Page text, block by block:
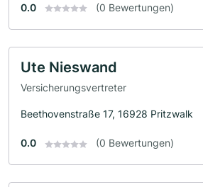
0.0 (0 Bewertungen)
Ute Nieswand
Versicherungsvertreter
Beethovenstraße 17, 16928 Pritzwalk
0.0 (0 Bewertungen)